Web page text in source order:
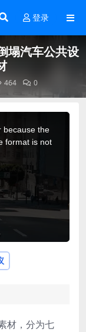
登录
塌汽车公共设
464 0
because the
format is not
材，分为七